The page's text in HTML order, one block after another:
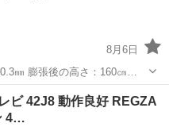
8月6日
0.3㎜ 膨張後の高さ：160㎝…
格闘技
ビ 42J8 動作良好 REGZA
4…